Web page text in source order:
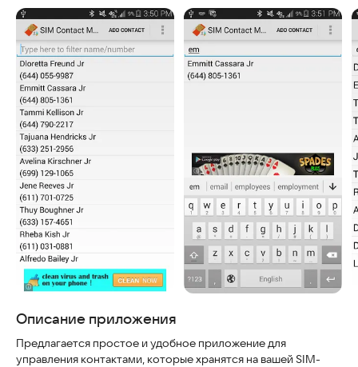
Скриншоты
Описание приложения
Предлагается простое и удобное приложение для
управления контактами, которые хранятся на вашей SIM-